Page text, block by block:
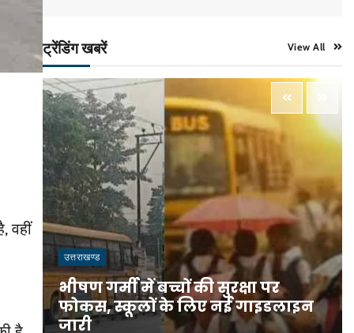
वहीं
ट्रेंडिंग खबरें View All
उत्तराखण्ड
भीषण गर्मी में बच्चों की सुरक्षा पर
फोकस, स्कूलों के लिए नई गाइडलाइन
जारी